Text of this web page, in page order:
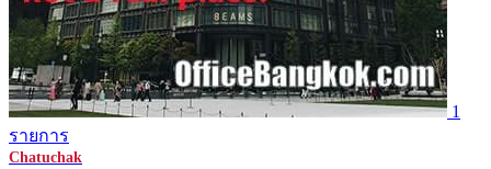
1
รายการ
Chatuchak